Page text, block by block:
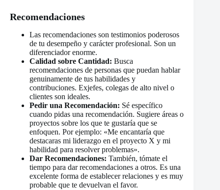
Recomendaciones
Las recomendaciones son testimonios poderosos
de tu desempeño y carácter profesional. Son un
diferenciador enorme.
Calidad sobre Cantidad: Busca
recomendaciones de personas que puedan hablar
genuinamente de tus habilidades y
contribuciones. Exjefes, colegas de alto nivel o
clientes son ideales.
Pedir una Recomendación: Sé específico
cuando pidas una recomendación. Sugiere áreas o
proyectos sobre los que te gustaría que se
enfoquen. Por ejemplo: «Me encantaría que
destacaras mi liderazgo en el proyecto X y mi
habilidad para resolver problemas».
Dar Recomendaciones: También, tómate el
tiempo para dar recomendaciones a otros. Es una
excelente forma de establecer relaciones y es muy
probable que te devuelvan el favor.